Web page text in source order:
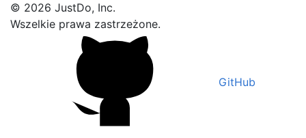
© 2026 JustDo, Inc.
Wszelkie prawa zastrzeżone.
GitHub